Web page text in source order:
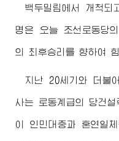
백두밀림에서 개척되
명은 오늘 조선로동당
의 최후승리를 향하여
지난 20세기와 더불
사는 로동계급의 당건
이 인민대중과 혼연일